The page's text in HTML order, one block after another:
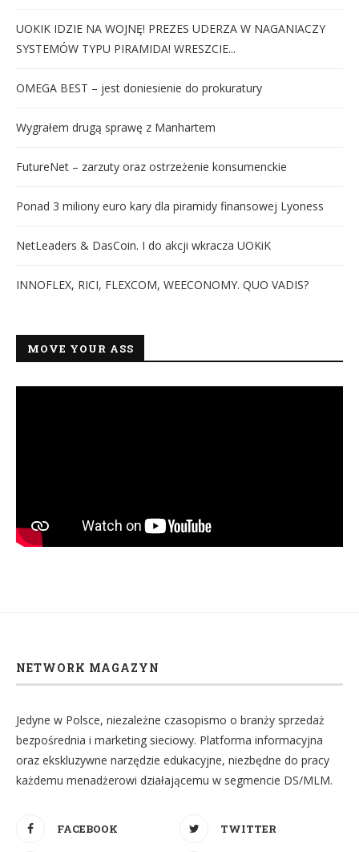
UOKIK IDZIE NA WOJNĘ! PREZES UDERZA W NAGANIACZY
SYSTEMÓW TYPU PIRAMIDA! WRESZCIE...
OMEGA BEST – jest doniesienie do prokuratury
Wygrałem drugą sprawę z Manhartem
FutureNet – zarzuty oraz ostrzeżenie konsumenckie
Ponad 3 miliony euro kary dla piramidy finansowej Lyoness
NetLeaders & DasCoin. I do akcji wkracza UOKiK
INNOFLEX, RICI, FLEXCOM, WEECONOMY. QUO VADIS?
MOVE YOUR ASS
NETWORK MAGAZYN
Jedyne w Polsce, niezależne czasopismo o branży sprzedaż
bezpośrednia i marketing sieciowy. Platforma informacyjna
oraz ekskluzywne narzędzie edukacyjne, niezbędne do pracy
każdemu menadżerowi działającemu w segmencie DS/MLM.
FACEBOOK TWITTER